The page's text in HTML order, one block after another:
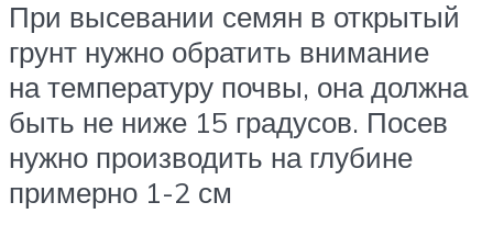
При высевании семян в открытый
грунт нужно обратить внимание
на температуру почвы, она должна
быть не ниже 15 градусов. Посев
нужно производить на глубине
примерно 1-2 см